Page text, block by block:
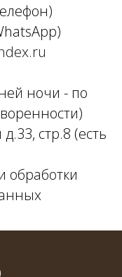
ночи - по
стр.8 (есть
обработки